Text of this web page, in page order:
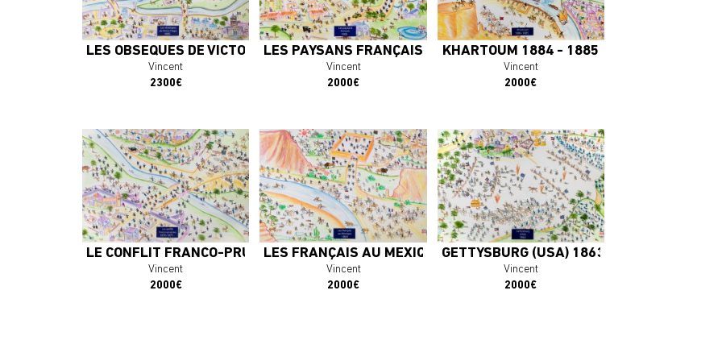
LES OBSÈQUES DE VICTOR HUGO - 1885
Vincent
2300€
LES PAYSANS FRANÇAIS 1905
Vincent
2000€
KHARTOUM 1884 - 1885
Vincent
2000€
LE CONFLIT FRANCO-PRUSSIEN 1870-1871
Vincent
2000€
J'ACHÈTE L'OEUVRE
LES FRANÇAIS AU MEXIQUE - 1864
Vincent
2000€
J'ACHÈTE L'OEUVRE
GETTYSBURG (USA) 1863
Vincent
2000€
J'ACHÈTE L'OEUVRE